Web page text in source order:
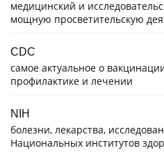
медицинский и
мощную просветительскую
CDC
самое актуальное о
профилактике и лечении
NIH
болезни, лекарства,
Национальных институтов